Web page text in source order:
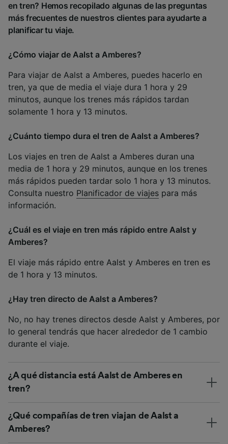
en tren? Hemos recopilado algunas de las preguntas
más frecuentes de nuestros clientes para ayudarte a
planificar tu viaje.
¿Cómo viajar de Aalst a Amberes?
Para viajar de Aalst a Amberes, puedes hacerlo en
tren, ya que de media el viaje dura 1 hora y 29
minutos, aunque los trenes más rápidos tardan
solamente 1 hora y 13 minutos.
¿Cuánto tiempo dura el tren de Aalst a Amberes?
Los viajes en tren de Aalst a Amberes duran una
media de 1 hora y 29 minutos, aunque en los trenes
más rápidos pueden tardar solo 1 hora y 13 minutos.
Consulta nuestro Planificador de viajes para más
información.
¿Cuál es el viaje en tren más rápido entre Aalst y
Amberes?
El viaje más rápido entre Aalst y Amberes en tren es
de 1 hora y 13 minutos.
¿Hay tren directo de Aalst a Amberes?
No, no hay trenes directos desde Aalst y Amberes, por
lo general tendrás que hacer alrededor de 1 cambio
durante el viaje.
¿A qué distancia está Aalst de Amberes en
tren?
¿Qué compañías de tren viajan de Aalst a
Amberes?